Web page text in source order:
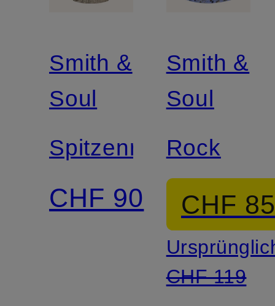
Smith &
Soul
Spitzenrock
CHF 90
Smith &
Soul
Rock
CHF
CHF 119